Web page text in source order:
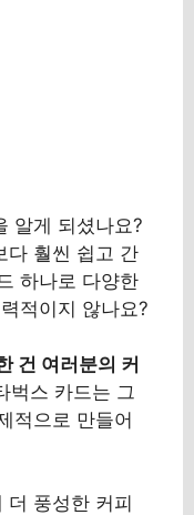
알게 되셨나요?
다 훨씬 쉽고 간
하나로 다양한
적이지 않나요?
건 여러분의 커
벅스 카드는 그
적으로 만들어
더 풍성한 커피